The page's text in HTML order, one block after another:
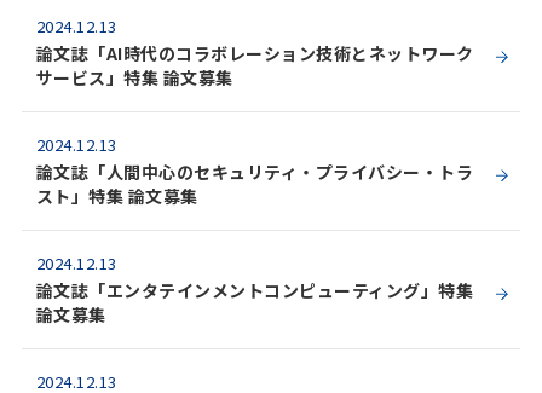
2024.12.13
論文誌「AI時代のコラボレーション技術とネットワーク
サービス」特集 論文募集
2024.12.13
論文誌「人間中心のセキュリティ・プライバシー・トラ
スト」特集 論文募集
2024.12.13
論文誌「エンタテインメントコンピューティング」特集
論文募集
2024.12.13